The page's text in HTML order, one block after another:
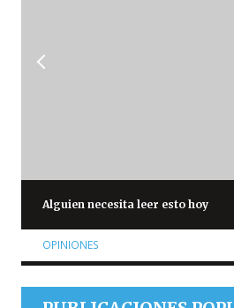
Alguien necesita leer esto hoy
OPINIONES